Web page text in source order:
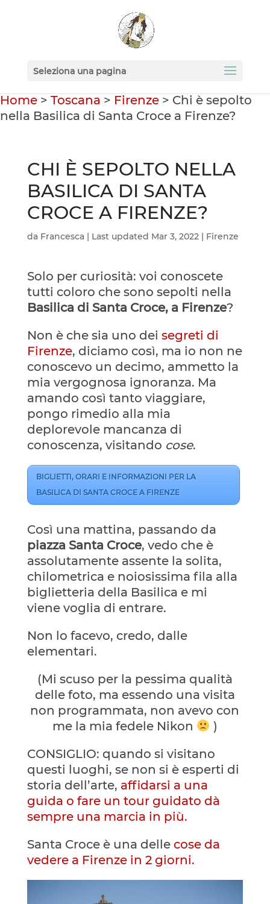
Seleziona una pagina
Home > Toscana > Firenze > Chi è sepolto
nella Basilica di Santa Croce a Firenze?
CHI È SEPOLTO NELLA
BASILICA DI SANTA
CROCE A FIRENZE?
da Francesca| Last updated Mar 3, 2022| Firenze
Solo per curiosità: voi conoscete
tutti coloro che sono sepolti nella
Basilica di Santa Croce, a Firenze?
Non è che sia uno dei segreti di
Firenze, diciamo così, ma io non ne
conoscevo un decimo, ammetto la
mia vergognosa ignoranza. Ma
amando così tanto viaggiare,
pongo rimedio alla mia
deplorevole mancanza di
conoscenza, visitando cose.
BIGLIETTI, ORARI E INFORMAZIONI PER LA
BASILICA DI SANTA CROCE A FIRENZE
Così una mattina, passando da
piazza Santa Croce, vedo che è
assolutamente assente la solita,
chilometrica e noiosissima fila alla
biglietteria della Basilica e mi
viene voglia di entrare.
Non lo facevo, credo, dalle
elementari.
(Mi scuso per la pessima qualità
delle foto, ma essendo una visita
non programmata, non avevo con
me la mia fedele Nikon
)
CONSIGLIO: quando si visitano
questi luoghi, se non si è esperti di
storia dell’arte, affidarsi a una
guida o fare un tour guidato dà
sempre una marcia in più.
Santa Croce è una delle cose da
vedere a Firenze in 2 giorni.